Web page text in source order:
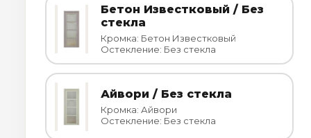
Бетон Известковый / Без
стекла
Кромка: Бетон Известковый
Остекление: Без стекла
Айвори / Без стекла
Кромка: Айвори
Остекление: Без стекла